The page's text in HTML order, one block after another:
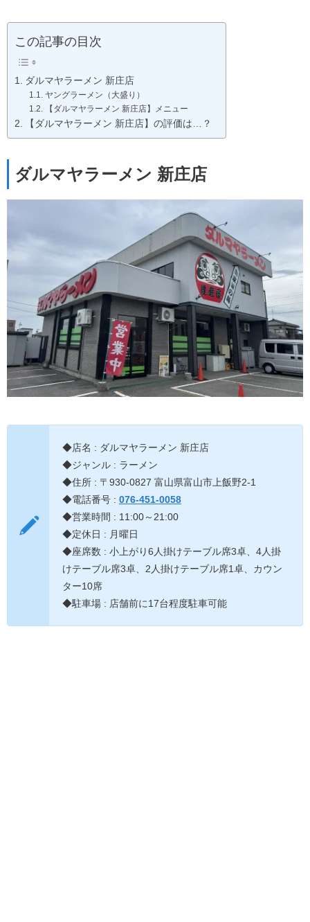
この記事の目次
ダルマヤラーメン 新庄店
ヤングラーメン（大盛り）
【ダルマヤラーメン 新庄店】メニュー
【ダルマヤラーメン 新庄店】の評価は…？
ダルマヤラーメン 新庄店
◆店名 : ダルマヤラーメン 新庄店
◆ジャンル : ラーメン
◆住所 : 〒930-0827 富山県富山市上飯野2-1
◆電話番号 : 076-451-0058
◆営業時間 : 11:00～21:00
◆定休日 : 月曜日
◆座席数 : 小上がり6人掛けテーブル席3卓、4人掛
けテーブル席3卓、2人掛けテーブル席1卓、カウン
ター10席
◆駐車場 : 店舗前に17台程度駐車可能